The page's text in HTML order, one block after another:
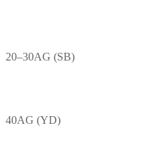
20–30AG (SB)
40AG (YD)